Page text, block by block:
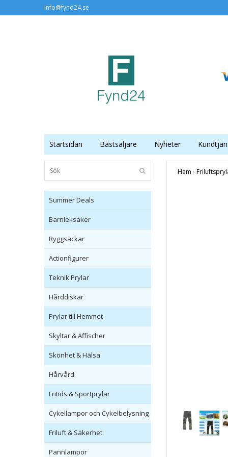
info@fynd24.se
Startsidan Bästsäljare Nyheter
Summer Deals
Barnleksaker
Ryggsäckar
Actionfigurer
Teknik Prylar
Hårddiskar
Prylar till Hemmet
Skyltar & Affischer
Skönhet & Hälsa
Hårvård
Fritids & Sportprylar
Cykellampor och Cykelbelysning
Friluft & Säkerhet
Pannlampor
Hem ›